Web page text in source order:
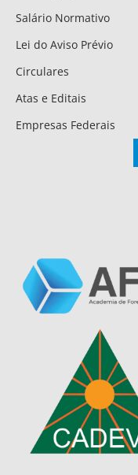
Salário Normativo
Lei do Aviso Prévio
Circulares
Atas e Editais
Empresas Federais